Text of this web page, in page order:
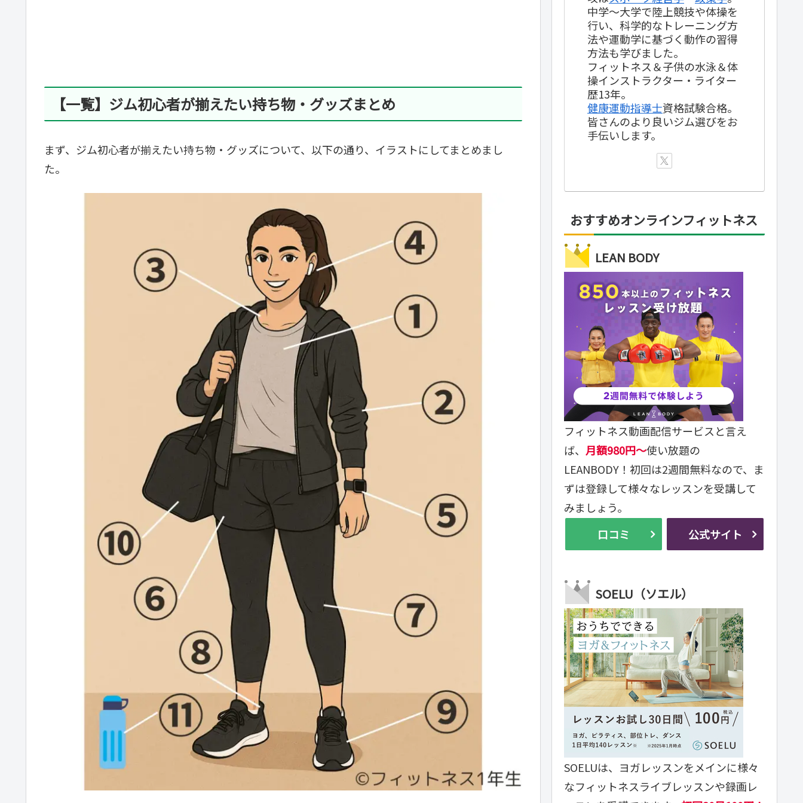
【一覧】ジム初心者が揃えたい持ち物・グッズまとめ
まず、ジム初心者が揃えたい持ち物・グッズについて、以下の通り、イラストにしてまとめまし
た。
中学～大学で陸上競技や体操を
行い、科学的なトレーニング方
法や運動学に基づく動作の習得
方法も学びました。
フィットネス＆子供の水泳＆体
操インストラクター・ライター
歴13年。
健康運動指導士資格試験合格。
皆さんのより良いジム選びをお
手伝いします。
おすすめオンラインフィットネス
LEAN BODY
フィットネス動画配信サービスと言え
ば、 月額980円～使い放題の
LEANBODY！初回は2週間無料なので、ま
ずは登録して様々なレッスンを受講して
みましょう。
口コミ
公式サイト
SOELU（ソエル）
SOELUは、ヨガレッスンをメインに様々
なフィットネスライブレッスンや録画レ